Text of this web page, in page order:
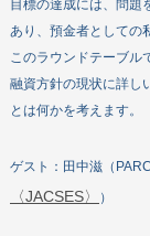
目標の達成には、問題
あり、預金者としての
このラウンドテーブル
融資方針の現状に詳し
とは何かを考えます。
ゲスト：田中滋（
〈JACSES〉
）